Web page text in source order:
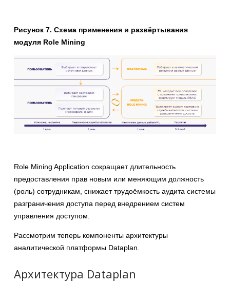
Рисунок 7. Схема применения и развёртывания
модуля Role Mining
Role Mining Application сокращает длительность
предоставления прав новым или меняющим должность
(роль) сотрудникам, снижает трудоёмкость аудита системы
разграничения доступа перед внедрением систем
управления доступом.
Рассмотрим теперь компоненты архитектуры
аналитической платформы Dataplan.
Архитектура Dataplan